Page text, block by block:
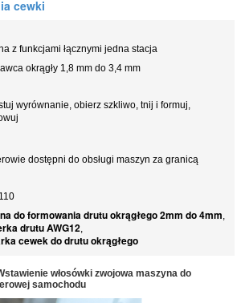
cewki
z funkcjami łącznymi jedna stacja
okrągły 1,8 mm do 3,4 mm
wyrównanie, obierz szkliwo, tnij i formuj,
dostępni do obsługi maszyn za granicą
do formowania drutu okrągłego 2mm do 4mm,
drutu AWG12,
cewek do drutu okrągłego
włosówki zwojowa maszyna do
samochodu